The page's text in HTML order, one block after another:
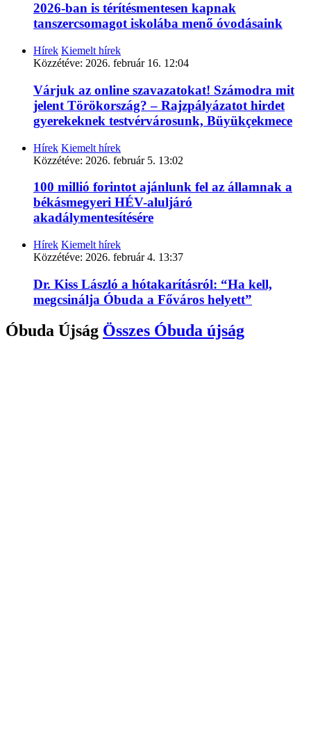
2026-ban is térítésmentesen kapnak
tanszercsomagot iskolába menő óvodásaink
Hírek Kiemelt hírek
Közzétéve: 2026. február 16. 12:04
Várjuk az online szavazatokat! Számodra mit
jelent Törökország? – Rajzpályázatot hirdet
gyerekeknek testvérvárosunk, Büyükçekmece
Hírek Kiemelt hírek
Közzétéve: 2026. február 5. 13:02
100 millió forintot ajánlunk fel az államnak a
békásmegyeri HÉV-aluljáró
akadálymentesítésére
Hírek Kiemelt hírek
Közzétéve: 2026. február 4. 13:37
Dr. Kiss László a hótakarításról: “Ha kell,
megcsinálja Óbuda a Főváros helyett”
Óbuda Újság Összes Óbuda újság